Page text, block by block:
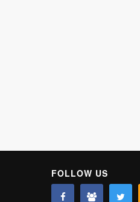
FOLLOW US